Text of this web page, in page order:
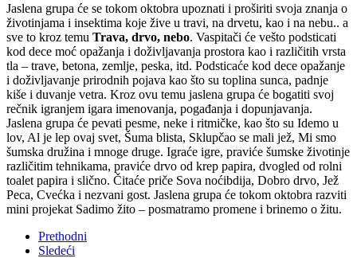
Jaslena grupa će se tokom oktobra upoznati i proširiti svoja znanja o
životinjama i insektima koje žive u travi, na drvetu, kao i na nebu.. a
sve to kroz temu Trava, drvo, nebo. Vaspitači će vešto podsticati
kod dece moć opažanja i doživljavanja prostora kao i različitih vrsta
tla – trave, betona, zemlje, peska, itd. Podsticaće kod dece opažanje
i doživljavanje prirodnih pojava kao što su toplina sunca, padnje
kiše i duvanje vetra. Kroz ovu temu jaslena grupa će bogatiti svoj
rečnik igranjem igara imenovanja, pogađanja i dopunjavanja.
Jaslena grupa će pevati pesme, neke i ritmičke, kao što su Idemo u
lov, Al je lep ovaj svet, Šuma blista, Sklupčao se mali jež, Mi smo
šumska družina i mnoge druge. Igraće igre, praviće šumske životinje
različitim tehnikama, praviće drvo od krep papira, dvogled od rolni
toalet papira i slično. Čitaće priče Sova noćibdija, Dobro drvo, Jež
Peca, Cvećka i nezvani gost. Jaslena grupa će tokom oktobra razviti
mini projekat Sadimo žito – posmatramo promene i brinemo o žitu.
Prethodni
Sledeći